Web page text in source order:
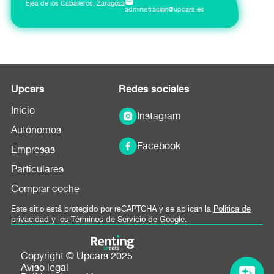
Ejea de los Caballeros, Zaragoza
administracion@upcars.es
Upcars
Inicio
Autónomos
Empresas
Particulares
Comprar coche
Redes sociales
Instagram
Facebook
Este sitio está protegido por reCAPTCHA y se aplican la Política de
privacidad y los Términos de Servicio de Google.
Copyright © Upcars 2025
Aviso legal